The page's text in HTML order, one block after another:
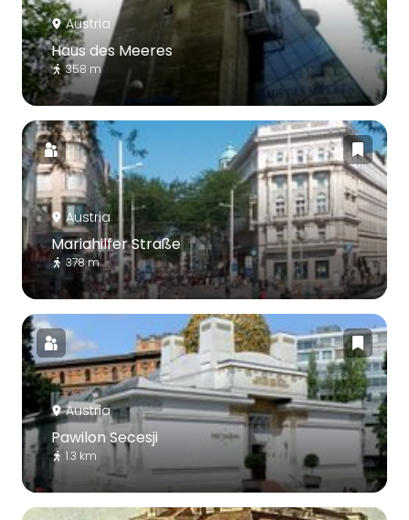
Austria
Haus des Meeres
358 m
Austria
Mariahilfer Straße
378 m
Austria
Pawilon Secesji
1.3 km